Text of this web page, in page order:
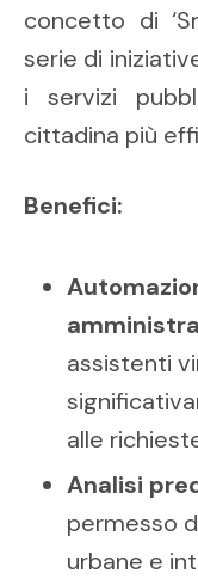
concetto di
serie di
i servizi
cittadina più
Benefici:
assistenti
alle
Analisi
permesso
urbane e